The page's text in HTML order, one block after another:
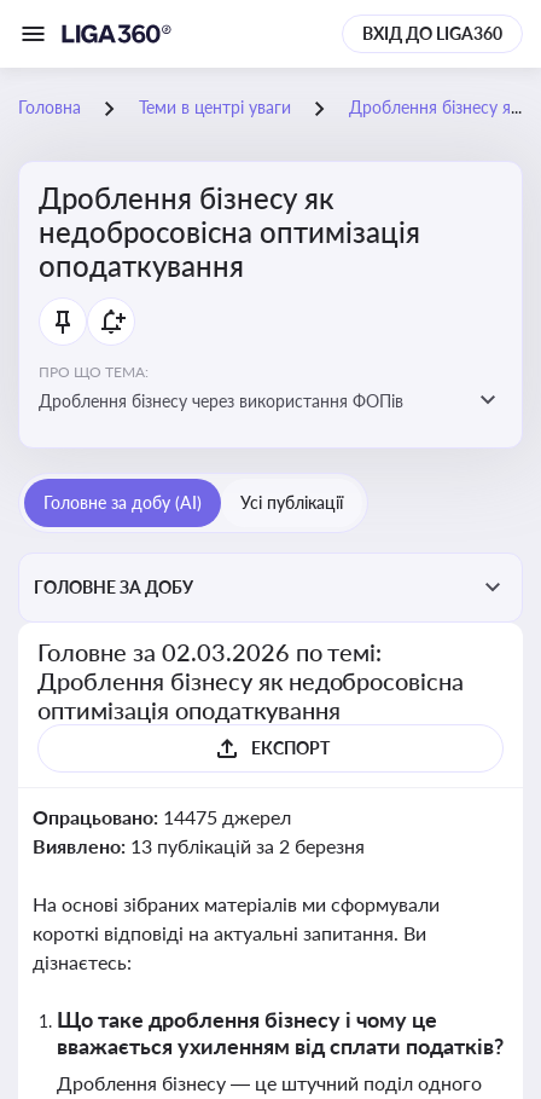
ВХІД ДО LIGA360
Головна Теми в центрі уваги Дроблення бізнесу як недобросовісна оптимізація оподаткування
Дроблення бізнесу як
недобросовісна оптимізація
оподаткування
ПРО ЩО ТЕМА:
Дроблення бізнесу через використання ФОПів
Головне за добу (AI) Усі публікації
ГОЛОВНЕ ЗА ДОБУ
Головне за 02.03.2026 по темі:
Дроблення бізнесу як недобросовісна
оптимізація оподаткування
ЕКСПОРТ
Опрацьовано: 14475 джерел
Виявлено: 13 публікацій за 2 березня
На основі зібраних матеріалів ми сформували
короткі відповіді на актуальні запитання. Ви
дізнаєтесь:
Що таке дроблення бізнесу і чому це
вважається ухиленням від сплати податків?
Дроблення бізнесу — це штучний поділ одного